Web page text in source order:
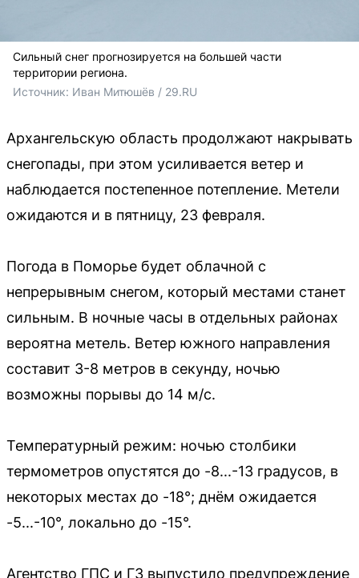
Сильный снег прогнозируется на большей части
территории региона.
Источник: Иван Митюшёв / 29.RU
Архангельскую область продолжают накрывать
снегопады, при этом усиливается ветер и
наблюдается постепенное потепление. Метели
ожидаются и в пятницу, 23 февраля.
Погода в Поморье будет облачной с
непрерывным снегом, который местами станет
сильным. В ночные часы в отдельных районах
вероятна метель. Ветер южного направления
составит 3-8 метров в секунду, ночью
возможны порывы до 14 м/с.
Температурный режим: ночью столбики
термометров опустятся до -8...-13 градусов, в
некоторых местах до -18°; днём ожидается
-5...-10°, локально до -15°.
Агентство ГПС и ГЗ выпустило предупреждение